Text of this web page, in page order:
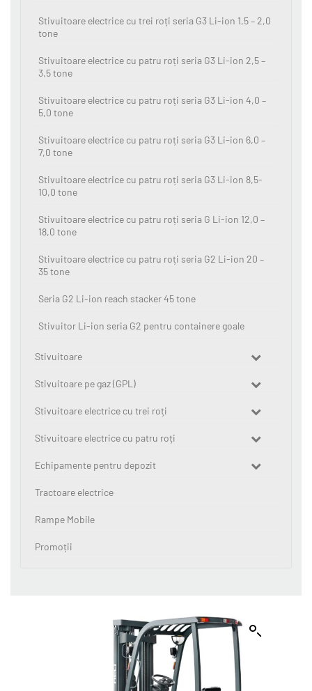
Stivuitoare electrice cu trei roți seria G3 Li-ion 1,5 – 2,0
tone
Stivuitoare electrice cu patru roți seria G3 Li-ion 2,5 –
3,5 tone
Stivuitoare electrice cu patru roți seria G3 Li-ion 4,0 –
5,0 tone
Stivuitoare electrice cu patru roți seria G3 Li-ion 6,0 –
7,0 tone
Stivuitoare electrice cu patru roți seria G3 Li-ion 8,5-
10,0 tone
Stivuitoare electrice cu patru roți seria G Li-ion 12,0 –
18,0 tone
Stivuitoare electrice cu patru roți seria G2 Li-ion 20 –
35 tone
Seria G2 Li-ion reach stacker 45 tone
Stivuitor Li-ion seria G2 pentru containere goale
Stivuitoare
Stivuitoare pe gaz (GPL)
Stivuitoare electrice cu trei roți
Stivuitoare electrice cu patru roți
Echipamente pentru depozit
Tractoare electrice
Rampe Mobile
Promoții